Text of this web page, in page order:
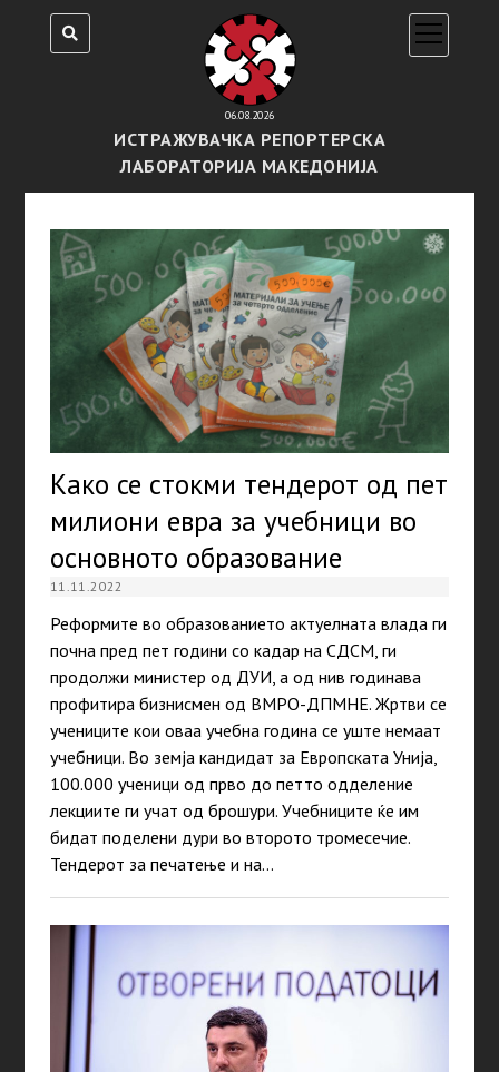
06.08.2026
ИСТРАЖУВАЧКА РЕПОРТЕРСКА
ЛАБОРАТОРИЈА МАКЕДОНИЈА
open
menu
Како се стокми тендерот од пет
милиони евра за учебници во
основното образование
11.11.2022
Реформите во образованието актуелната влада ги
почна пред пет години со кадар на СДСМ, ги
продолжи министер од ДУИ, а од нив годинава
профитира бизнисмен од ВМРО-ДПМНЕ. Жртви се
учениците кои оваа учебна година се уште немаaт
учебници. Во земја кандидат за Европската Унија,
100.000 ученици од прво до петто одделение
лекциите ги учат од брошури. Учебниците ќе им
бидат поделени дури во второто тромесечие.
Тендерот за печатење и на…